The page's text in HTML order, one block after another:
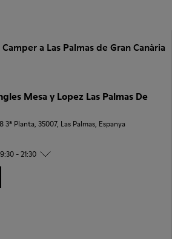
a Las Palmas de Gran Canària
Mesa y Lopez Las Palmas De
3ª Planta, 35007, Las Palmas, Espanya
- 21:30